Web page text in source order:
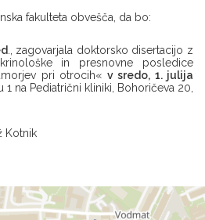
fakulteta obvešča, da bo:
., zagovarjala doktorsko disertacijo z
in presnovne posledice
pri otrocih« v sredo, 1. julija
1 na Pediatrični kliniki, Bohoričeva 20,
Kotnik